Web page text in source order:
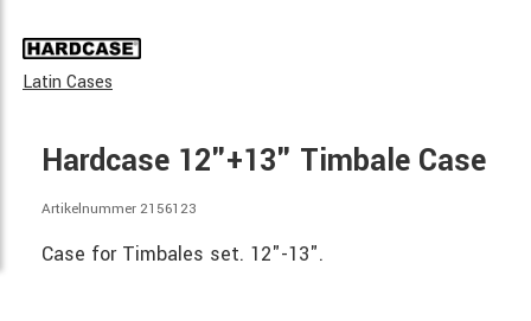
Latin Cases
Hardcase 12"+13" Timbale Case
Artikelnummer 2156123
Case for Timbales set. 12"-13".